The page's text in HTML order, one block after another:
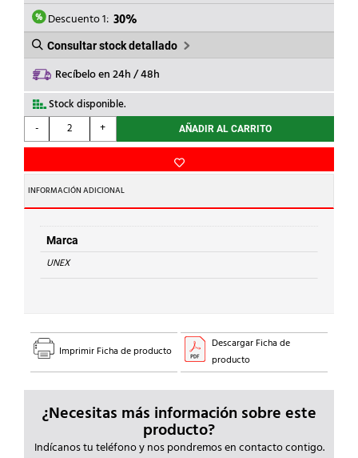
Descuento 1: 30%
Consultar stock detallado
Recíbelo en 24h / 48h
Stock disponible.
-
UNEX
-
SEPARADOR
50
cantidad
+ AÑADIR AL CARRITO
INFORMACIÓN ADICIONAL
Marca
UNEX
Imprimir Ficha de producto
Descargar Ficha de
producto
¿Necesitas más información sobre este
producto?
Indícanos tu teléfono y nos pondremos en contacto contigo.